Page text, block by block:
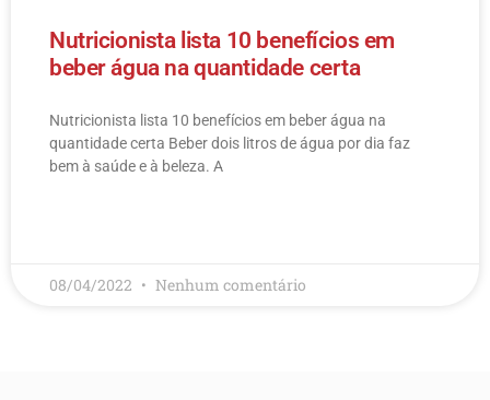
Nutricionista lista 10 benefícios em
beber água na quantidade certa
Nutricionista lista 10 benefícios em beber água na
quantidade certa Beber dois litros de água por dia faz
bem à saúde e à beleza. A
08/04/2022 Nenhum comentário